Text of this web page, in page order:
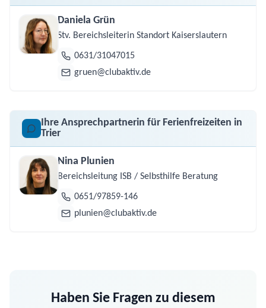
Daniela Grün
Stv. Bereichsleiterin Standort Kaiserslautern
0631/31047015
gruen@clubaktiv.de
Ihre Ansprechpartnerin für Ferienfreizeiten in
Trier
Nina Plunien
Bereichsleitung ISB / Selbsthilfe Beratung
0651/97859-146
plunien@clubaktiv.de
Haben Sie Fragen zu diesem